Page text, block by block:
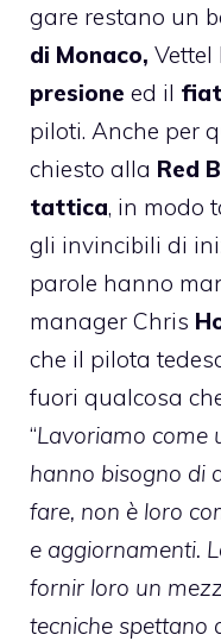
gare restano un
di Monaco,
presione ed il
piloti. Anche per
chiesto alla Red
tattica, in modo
gli invincibili di
parole hanno
manager Chris
che il pilota
fuori qualcosa
“Lavoriamo come
hanno bisogno di
fare, non è loro
e aggiornamenti.
fornir loro un
tecniche spettano